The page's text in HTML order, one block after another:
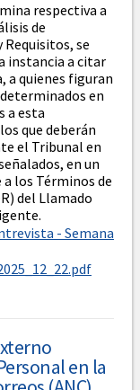
respectiva a
de
se
instancia a citar
a quienes figuran
en
a esta
que deberán
el Tribunal en
en un
los Términos de
del Llamado
- Semana
en la